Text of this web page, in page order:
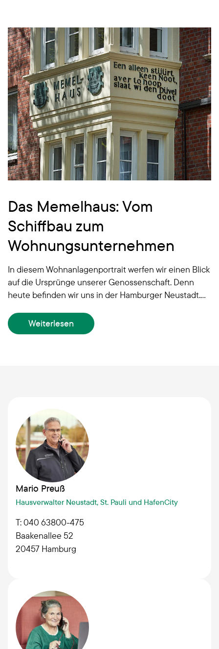
Das Memelhaus: Vom
Schiffbau zum
Wohnungsunternehmen
In diesem Wohnanlagenportrait werfen wir einen Blick
auf die Ursprünge unserer Genossenschaft. Denn
heute befinden wir uns in der Hamburger Neustadt.
ganz in der Nähe des Hamburger Hafens.
Weiterlesen
Mario Preuß
Hausverwalter Neustadt, St. Pauli und HafenCity
T: 040 63800-475
Baakenallee 52
20457 Hamburg